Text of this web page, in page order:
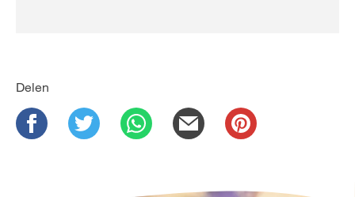
Delen